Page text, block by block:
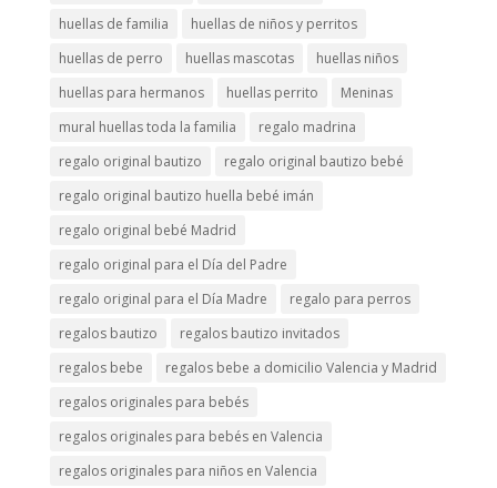
huellas de familia
huellas de niños y perritos
huellas de perro
huellas mascotas
huellas niños
huellas para hermanos
huellas perrito
Meninas
mural huellas toda la familia
regalo madrina
regalo original bautizo
regalo original bautizo bebé
regalo original bautizo huella bebé imán
regalo original bebé Madrid
regalo original para el Día del Padre
regalo original para el Día Madre
regalo para perros
regalos bautizo
regalos bautizo invitados
regalos bebe
regalos bebe a domicilio Valencia y Madrid
regalos originales para bebés
regalos originales para bebés en Valencia
regalos originales para niños en Valencia